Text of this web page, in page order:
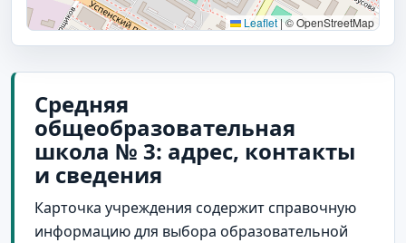
Leaflet|© OpenStreetMap
Средняя
общеобразовательная
школа № 3: адрес, контакты
и сведения
Карточка учреждения содержит справочную
информацию для выбора образовательной